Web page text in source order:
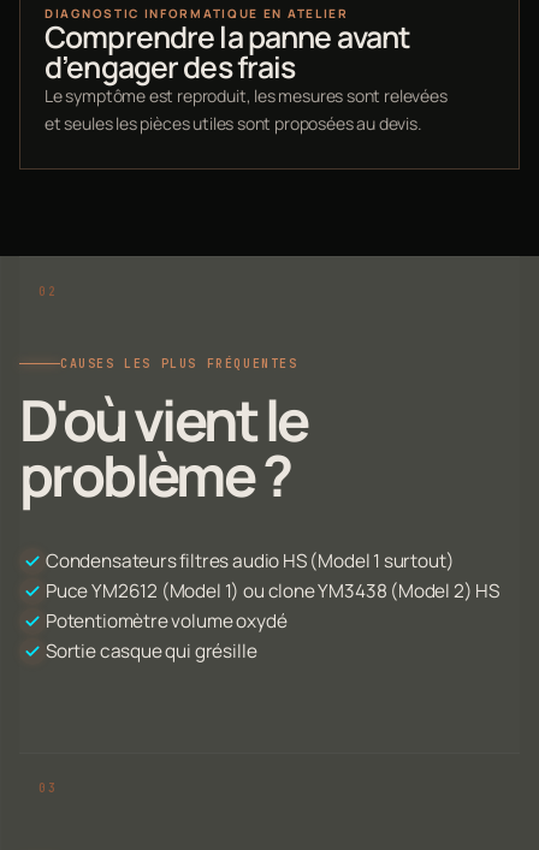
DIAGNOSTIC INFORMATIQUE EN ATELIER
Comprendre la panne avant
d’engager des frais
Le symptôme est reproduit, les mesures sont relevées
et seules les pièces utiles sont proposées au devis.
CAUSES LES PLUS FRÉQUENTES
D'où vient le
problème ?
Condensateurs filtres audio HS (Model 1 surtout)
Puce YM2612 (Model 1) ou clone YM3438 (Model 2) HS
Potentiomètre volume oxydé
Sortie casque qui grésille